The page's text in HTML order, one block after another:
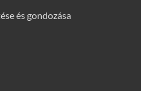
és gondozása